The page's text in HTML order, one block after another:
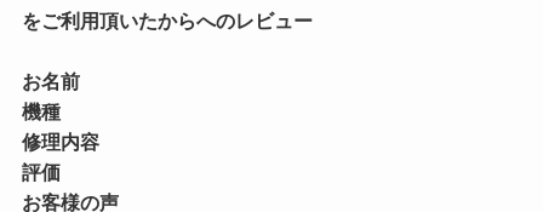
をご利用頂いたからへのレビュー
お名前
機種
修理内容
評価
お客様の声